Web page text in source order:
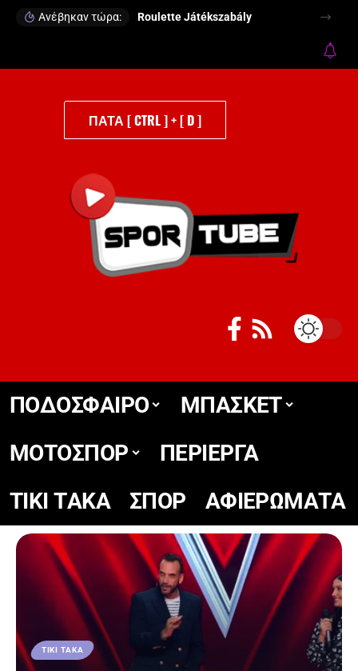
Ανέβηκαν τώρα: Roulette Játékszabály
ΠΑΤΑ [ CTRL ] + [ D ]
ΠΟΔΟΣΦΑΙΡΟ
ΜΠΑΣΚΕΤ
ΜΟΤΟΣΠΟΡ
ΠΕΡΙΕΡΓΑ
TIKΙ TΑΚΑ
ΣΠΟΡ ΑΦΙΕΡΩΜΑΤΑ
TIKΙ TΑΚΑ